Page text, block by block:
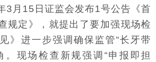
3月15日证监会发布1号公告《首
规定》，就提出了要加强现场检
》进一步强调确保监管“长牙带
。现场检查新规强调“申报即担